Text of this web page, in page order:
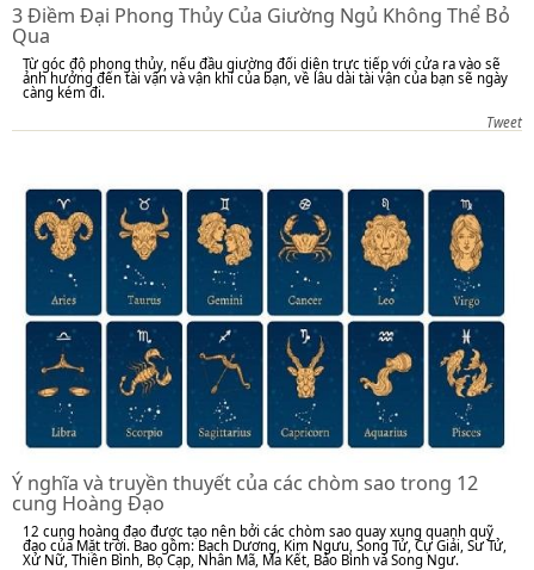
3 Điềm Đại Phong Thủy Của Giường Ngủ Không Thể Bỏ
Qua
Từ góc độ phong thủy, nếu đầu giường đối diện trực tiếp với cửa ra vào sẽ
ảnh hưởng đến tài vận và vận khí của bạn, về lâu dài tài vận của bạn sẽ ngày
càng kém đi.
Tweet
Ý nghĩa và truyền thuyết của các chòm sao trong 12
cung Hoàng Đạo
12 cung hoàng đạo được tạo nên bởi các chòm sao quay xung quanh quỹ
đạo của Mặt trời. Bao gồm: Bạch Dương, Kim Ngưu, Song Tử, Cự Giải, Sư Tử,
Xử Nữ, Thiên Bình, Bọ Cạp, Nhân Mã, Ma Kết, Bảo Bình và Song Ngư.